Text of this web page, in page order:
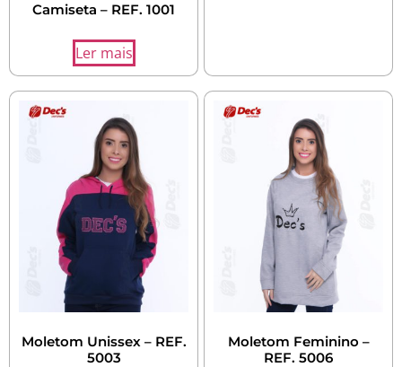
Camiseta – REF. 1001
Ler mais
Moletom Unissex – REF.
5003
Moletom Feminino –
REF. 5006